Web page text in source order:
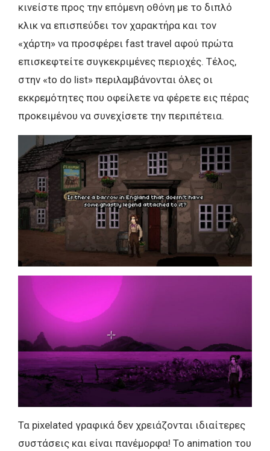
κινείστε προς την επόμενη οθόνη με το διπλό
κλικ να επισπεύδει τον χαρακτήρα και τον
«χάρτη» να προσφέρει fast travel αφού πρώτα
επισκεφτείτε συγκεκριμένες περιοχές. Τέλος,
στην «to do list» περιλαμβάνονται όλες οι
εκκρεμότητες που οφείλετε να φέρετε εις πέρας
προκειμένου να συνεχίσετε την περιπέτεια.
Τα pixelated γραφικά δεν χρειάζονται ιδιαίτερες
συστάσεις και είναι πανέμορφα! Το animation του